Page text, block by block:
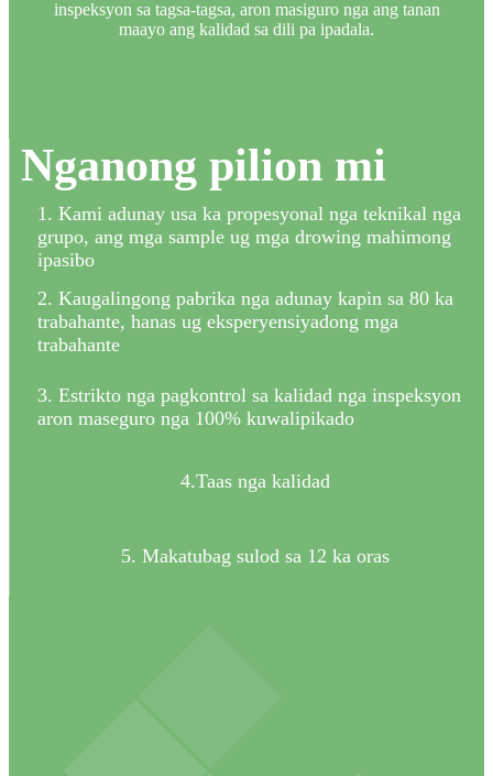
inspeksyon sa tagsa-tagsa, aron masiguro nga ang tanan
maayo ang kalidad sa dili pa ipadala.
Nganong pilion mi
1. Kami adunay usa ka propesyonal nga teknikal nga
grupo, ang mga sample ug mga drowing mahimong
ipasibo
2. Kaugalingong pabrika nga adunay kapin sa 80 ka
trabahante, hanas ug eksperyensiyadong mga
trabahante
3. Estrikto nga pagkontrol sa kalidad nga inspeksyon
aron maseguro nga 100% kuwalipikado
4.Taas nga kalidad
5. Makatubag sulod sa 12 ka oras